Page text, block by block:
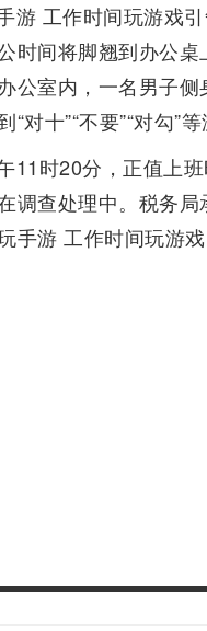
游 工作时间玩游戏
时间将脚翘到办公桌
公室内，一名男子侧
十”“不要”“对勾”等
11时20分，正值上
调查处理中。税务
游 工作时间玩游戏